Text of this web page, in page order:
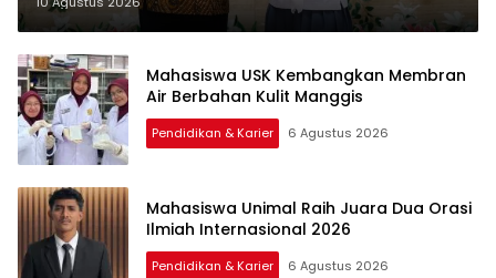
Mahasiswa USK Kembangkan Membran
Air Berbahan Kulit Manggis
Pendidikan & Karier 6 Agustus 2026
Mahasiswa Unimal Raih Juara Dua Orasi
Ilmiah Internasional 2026
Pendidikan & Karier 6 Agustus 2026